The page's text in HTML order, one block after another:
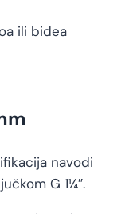
ili bidea
navodi
G 1¼″.